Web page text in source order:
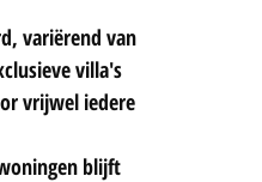
variërend van
villa's
vrijwel iedere
blijft